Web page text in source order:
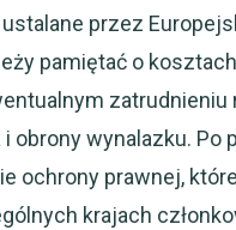
przez
pamiętać o
obrony wynalazku.
ochrony prawnej,
krajach